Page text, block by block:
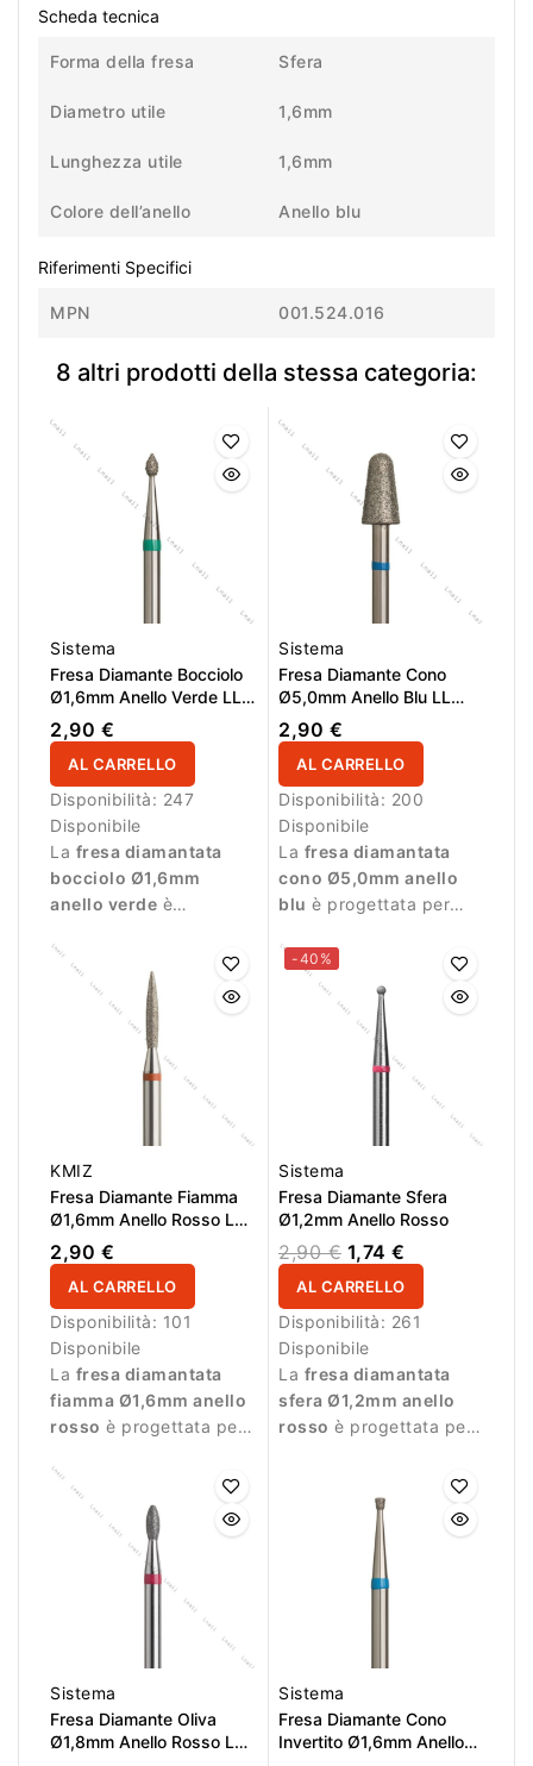
Scheda tecnica
Forma della fresa Sfera
Diametro utile 1,6mm
Lunghezza utile 1,6mm
Colore dell’anello Anello blu
Riferimenti Specifici
MPN 001.524.016
8 altri prodotti della stessa categoria:
Sistema
Fresa Diamante Bocciolo
Ø1,6mm Anello Verde LL
3,0mm
2,90 €
AL CARRELLO
Disponibilità: 247
Disponibile
La fresa diamantata
bocciolo Ø1,6mm
anello verde è
lavorazioni di precisione
durante la manicure.
Sistema
Fresa Diamante Cono
Ø5,0mm Anello Blu LL
9,0mm
2,90 €
AL CARRELLO
Disponibilità: 200
Disponibile
La fresa diamantata
cono Ø5,0mm anello
blu è progettata per
manicure professionale.
KMIZ
Fresa Diamante Fiamma
Ø1,6mm Anello Rosso LL
8,0mm
2,90 €
AL CARRELLO
Disponibilità: 101
Disponibile
La fresa diamantata
fiamma Ø1,6mm anello
rosso è progettata per
durante la manicure.
-40%
Sistema
Fresa Diamante Sfera
Ø1,2mm Anello Rosso
2,90 € 1,74 €
AL CARRELLO
Disponibilità: 261
Disponibile
La fresa diamantata
sfera Ø1,2mm anello
rosso è progettata per
Sistema
Fresa Diamante Oliva
Ø1,8mm Anello Rosso LL
Sistema
Fresa Diamante Cono
Invertito Ø1,6mm Anello